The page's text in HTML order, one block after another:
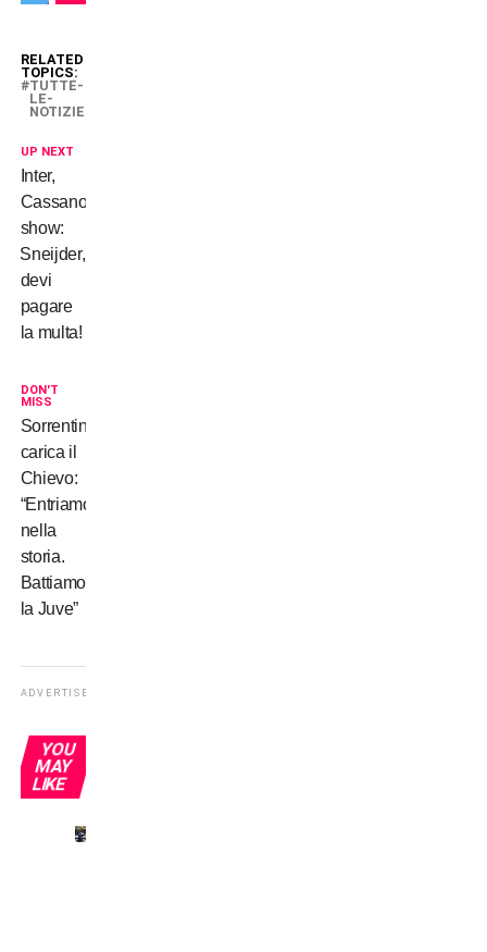
RELATED
TOPICS:
TUTTE-
LE-
NOTIZIE
UP NEXT
Inter,
Cassano
show:
Sneijder,
devi
pagare
la multa!
DON'T
MISS
Sorrentino
carica il
Chievo:
“Entriamo
nella
storia.
Battiamo
la Juve”
ADVERTISEMENT
YOU
MAY
LIKE